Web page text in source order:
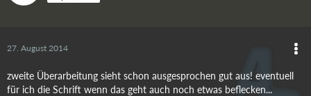
27. August 2014
zweite Überarbeitung sieht schon ausgesprochen gut aus! eventuell
für ich die Schrift wenn das geht auch noch etwas beflecken...